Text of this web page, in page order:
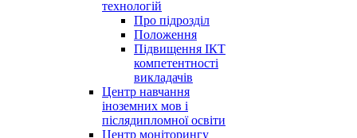
технологій
Про підрозділ
Положення
Підвищення ІКТ
компетентності
викладачів
Центр навчання
іноземних мов і
післядипломної освіти
Центр моніторингу